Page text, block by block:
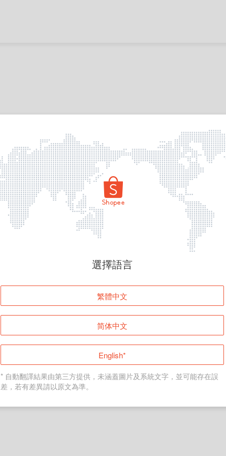
頁面無法顯示
登入
返回首頁
選擇語言
繁體中文
简体中文
English*
* 自動翻譯結果由第三方提供，未涵蓋圖片及系統文字，並可能存在誤
差，若有差異請以原文為準。